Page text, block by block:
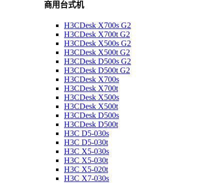
商用台式机
H3CDesk X700s G2
H3CDesk X700t G2
H3CDesk X500s G2
H3CDesk X500t G2
H3CDesk D500s G2
H3CDesk D500t G2
H3CDesk X700s
H3CDesk X700t
H3CDesk X500s
H3CDesk X500t
H3CDesk D500s
H3CDesk D500t
H3C D5-030s
H3C D5-030t
H3C X5-030s
H3C X5-030t
H3C X5-020t
H3C X7-030s